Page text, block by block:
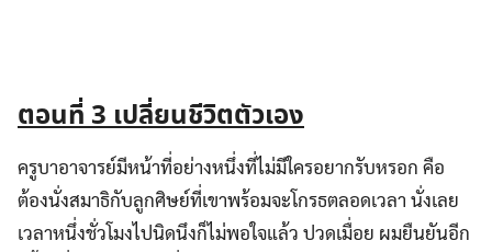
ตอนที่ 3เปลี่ยนชีวิตตัวเอง
ครูบาอาจารย์มีหน้าที่อย่างหนึ่งที่ไม่มีใครอยากรับหรอก คือ
ต้องนั่งสมาธิกับลูกศิษย์ที่เขาพร้อมจะโกรธตลอดเวลา นั่งเลย
เวลาหนึ่งชั่วโมงไปนิดนึงก็ไม่พอใจแล้ว ปวดเมื่อย ผมยืนยันอีก